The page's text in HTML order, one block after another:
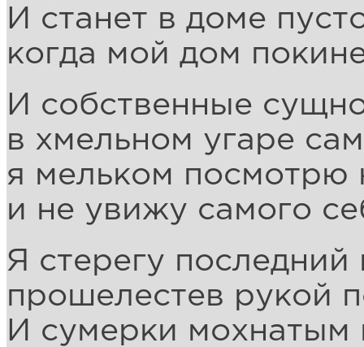
И станет в доме
когда мой дом
И собственные
в хмельном угаре
я мельком посмотрю
и не увижу самого
Я стерегу последний
прошелестев рукой
И сумерки мохнатым